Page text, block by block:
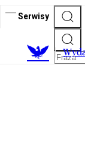
Serwisy